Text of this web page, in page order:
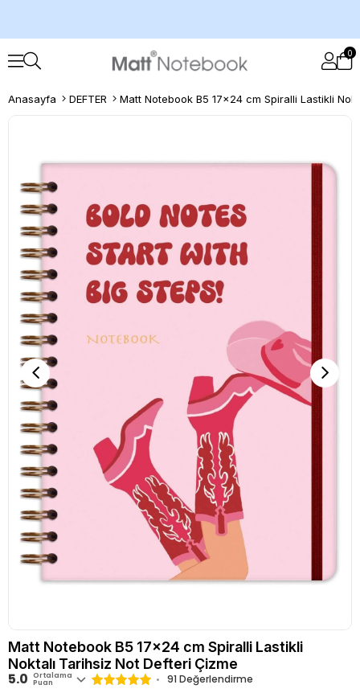
0
Anasayfa DEFTER
Matt Notebook B5 17x24 cm Spiralli Lastikli
Noktalı Tarihsiz Not Defteri Çizme
5.0 Ortalama
Puan 91 Değerlendirme